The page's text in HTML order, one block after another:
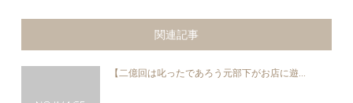
関連記事
【二億回は叱ったであろう元部下がお店に遊...